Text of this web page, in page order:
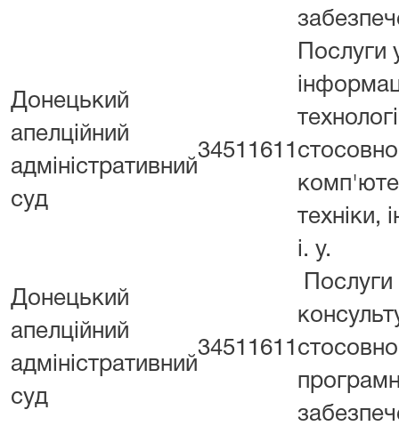
Донецький
апелційний
адміністративний
суд
34511611
Послуги
стосовно
техніки,
і. у.
Донецький
апелційний
адміністративний
суд
34511611